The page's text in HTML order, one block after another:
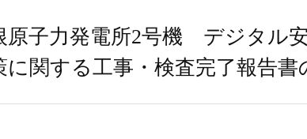
原子力発電所2号機 デジタル
に関する工事・検査完了報告書